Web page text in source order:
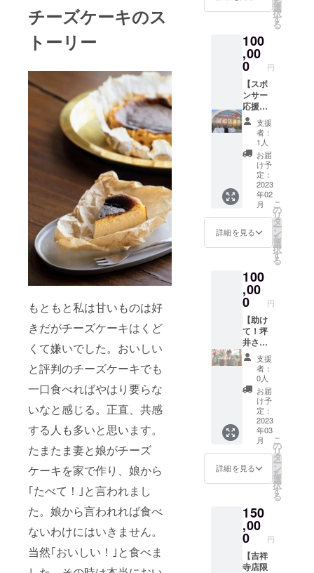
チーズケーキのス
トーリー
もともと私は甘いものは好
きだがチーズケーキはくど
くて嫌いでした。おいしい
と評判のチーズケーキでも
一口食べればやはり要らな
いなと感じる。正直、共感
する人も多いと思います。
たまたま妻と娘がチーズ
ケーキを家で作り、娘から
｢たべて！｣と言われまし
た。娘から言われれば食べ
ないわけにはいきません。
当然｢おいしい！｣と食べま
ん。
きま
す！イ
の開催
も可能
で
す！！
！(要予
約)
選
択
す
る
100
,00
0 円
【スポ
ンサー
応援
コース
大サイ
ズ】
whole吉
祥寺店
にお名
前や御
社社
名、御
社ロゴ
をイン
テリア
いたし
直筆御
礼手紙
と特別
進捗レ
ポート
をメー
ルにて
配信い
たしま
す！ 掲
載期間:
お店が
続く限
り 掲載
方法:ロ
ゴorバ
ナーを
店舗協
賛欄と
公式
amへ掲
載 ロ
ゴ・バ
ナー受
取方法:
メール
支援
者：
1人
お届
け予
定：
2023
年02
月
詳細を見る
こ
の
リ
タ
ー
ン
を
選
択
す
る
100
,00
0 円
【助け
て！坪
井さ
ん！】
共同経
営者兼
建築屋
の坪井
さんが
建築プ
ランの
作成を
お手伝
いしま
す！ 2
時間×3
果物は
建築プ
ランで
す！ ※
公序良
俗に反
支援
者：
0人
お届
け予
定：
2023
年03
月
詳細を見る
こ
の
リ
タ
ー
ン
を
選
択
す
る
150
,00
0 円
【吉祥
寺店限